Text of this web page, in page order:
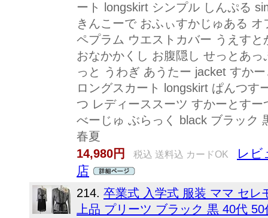
ート longskirt シンプル しんぷる
きんこーで おふぃすかじゅある
ペプラム ウエストカバー うえす
おなかかくし お腹隠し せっとあ
っと うわぎ あうたー jacket すか
ロングスカート longskirt ぱんつす
つ レディーススーツ すかーとす
べーじゅ ぶらっく black ブラック
春夏
14,980円
税込 送料込 カードOK
レビ
店
214. 卒業式 入学式 服装 ママ セレ
上品 プリーツ ブラック 黒 40代